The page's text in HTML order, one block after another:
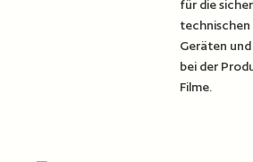
für die
Geräten
bei der
Filme.